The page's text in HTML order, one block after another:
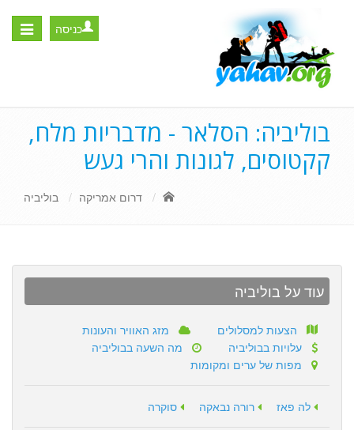
Toggle
כניסה
בוליביה: הסלאר - מדבריות מלח,
קקטוסים, לגונות והרי געש
דרום אמריקה בוליביה
עוד על בוליביה
הצעות למסלולים
מזג האוויר והעונות
עלויות בבוליביה
מה השעה בבוליביה
מפות של ערים ומקומות
לה פאז רורה נבאקה סוקרה